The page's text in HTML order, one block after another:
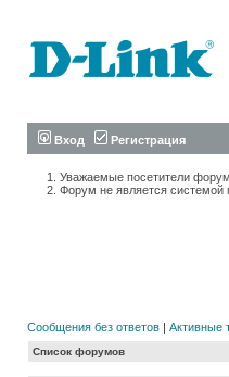
Вход Регистрация
Уважаемые посетители
Форум не является системой
Сообщения без ответов | Активные
Список форумов